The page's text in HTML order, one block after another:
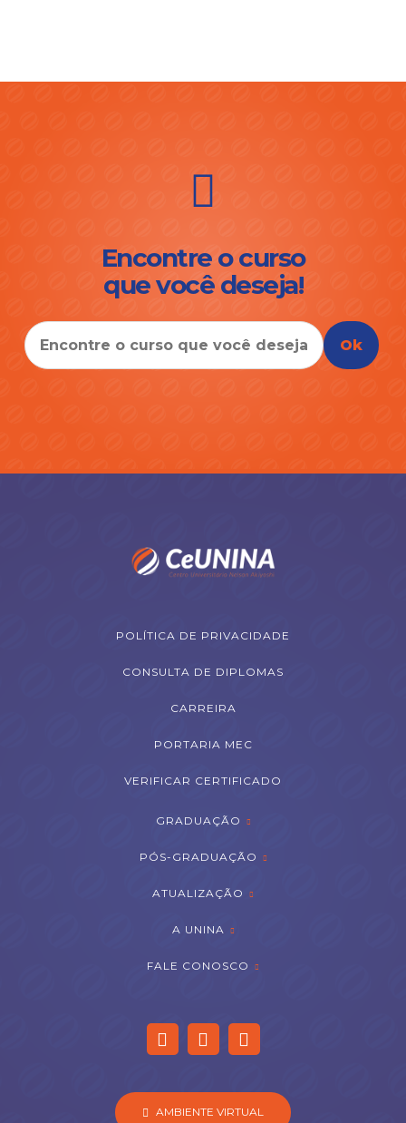
Encontre o curso
que você deseja!
Ok
POLÍTICA DE PRIVACIDADE
CONSULTA DE DIPLOMAS
CARREIRA
PORTARIA MEC
VERIFICAR CERTIFICADO
GRADUAÇÃO
PÓS-GRADUAÇÃO
ATUALIZAÇÃO
A UNINA
FALE CONOSCO
AMBIENTE VIRTUAL